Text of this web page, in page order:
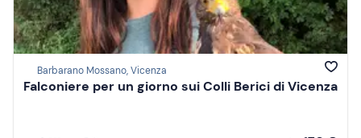
Barbarano Mossano, Vicenza
Falconiere per un giorno sui Colli Berici di Vicenza